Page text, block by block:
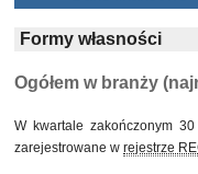
Formy własności
Ogółem w branży
W kwartale zakończonym
zarejestrowane w rejestrze